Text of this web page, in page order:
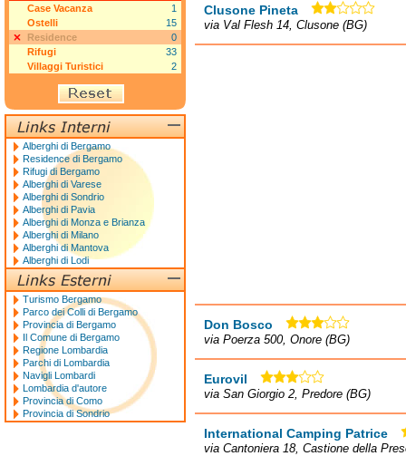
Clusone Pineta
via Val Flesh 14, Clusone (BG)
Don Bosco
via Poerza 500, Onore (BG)
Eurovil
via San Giorgio 2, Predore (BG)
International Camping Patrice
via Cantoniera 18, Castione della
Case Vacanza
1
Ostelli
15
Residence
0
Rifugi
33
Villaggi Turistici
2
Alberghi di Bergamo
Residence di Bergamo
Rifugi di Bergamo
Alberghi di Varese
Alberghi di Sondrio
Alberghi di Pavia
Alberghi di Monza e Brianza
Alberghi di Milano
Alberghi di Mantova
Alberghi di Lodi
Turismo Bergamo
Parco dei Colli di Bergamo
Provincia di Bergamo
Il Comune di Bergamo
Regione Lombardia
Parchi di Lombardia
Navigli Lombardi
Lombardia d'autore
Provincia di Como
Provincia di Sondrio